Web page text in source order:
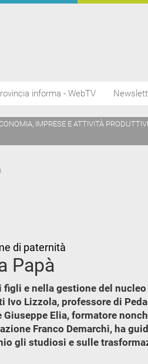
informa - WebTV
IMPRESE E ATTIVITÀ
di paternità
Papà
e nella gestione del
Lizzola, professore di
Elia, formatore
Franco Demarchi, ha
gli studiosi e sulle